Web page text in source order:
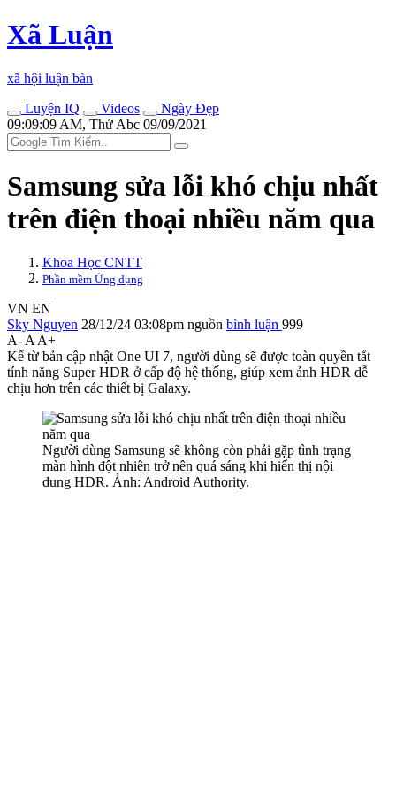
Xã Luận
xã hội luận bàn
Luyện IQ
Videos
Ngày Đẹp
09:09:09 AM, Thứ Abc 09/09/2021
Samsung sửa lỗi khó chịu nhất
trên điện thoại nhiều năm qua
Khoa Học CNTT
Phần mềm Ứng dụng
VN EN
Sky Nguyen 28/12/24 03:08pm nguồn bình luận 999
A- A A+
Kể từ bản cập nhật One UI 7, người dùng sẽ được toàn quyền tắt
tính năng Super HDR ở cấp độ hệ thống, giúp xem ảnh HDR dễ
chịu hơn trên các thiết bị Galaxy.
Người dùng Samsung sẽ không còn phải gặp tình trạng
màn hình đột nhiên trở nên quá sáng khi hiển thị nội
dung HDR. Ảnh: Android Authority.